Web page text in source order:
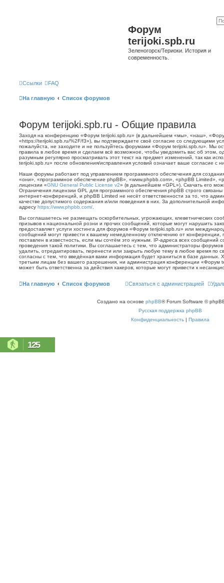
Форум
terijoki.spb.ru
Зеленогорск/Териоки. История и
современность.
Ссылки FAQ
На главную Список форумов
Форум terijoki.spb.ru - Общие правила
Заходя на конференцию «Форум terijoki.spb.ru» (в дальнейшем «мы», «наш»,
«https://terijoki.spb.ru/%2F/f3»), вы подтверждаете своё согласие со следующими
пожалуйста, не заходите и не пользуйтесь форумами «Форум terijoki.spb.ru». Мы
правила в любое время и сделаем всё возможное, чтобы уведомить вас об этом,
разумным регулярно просматривать этот текст на предмет изменений, так как
terijoki.spb.ru» после обновления/исправления условий означает ваше согласие с
Наши форумы работают под управлением программного обеспечения для
«они», «программное обеспечение phpBB», «www.phpbb.com», «phpBB Limited»,
лицензии «GNU General Public License v2» (в дальнейшем «GPL»). Скачать его
Ограничения лицензии GPL для программного обеспечения phpBB строго
интернет-конференций, и phpBB Limited не несёт ответственности за то, что
качестве допустимого содержания и/или поведения в них. За дополнительной
адресу https://www.phpbb.com/
Вы соглашаетесь не размещать оскорбительных, угрожающих, клеветнических
призывов к национальной розни и прочих сообщений, которые могут нарушить
предоставляет услуги хостинга для форумов «Форум terijoki.spb.ru» или
сообщений могут привести к вашему немедленному отключению от конференции,
поставлен в известность, если мы сочтём это нужным. IP-адреса всех сообщений
проведения такой политики. Вы соглашаетесь с тем, что администраторы
удалить, отредактировать, перенести или закрыть любую тему в любое время по
согласны с тем, что введённая вами информация будет храниться в базе данных.
третьим лицам без вашего разрешения, ни администрация конференции «Форум
может быть ответственна за действия хакеров, которые могут привести к
На главную Список форумов Связаться с администрацией
Создано на основе phpBB® Forum Software ©
Русская поддержка phpBB
Конфиденциальность | Правила
125